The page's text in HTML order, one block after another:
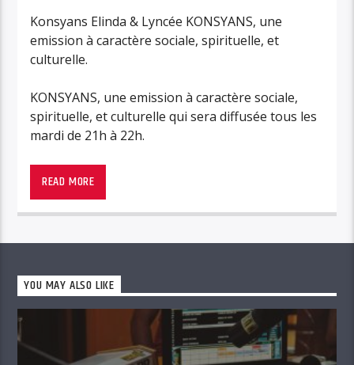
Konsyans Elinda & Lyncée KONSYANS, une
emission à caractère sociale, spirituelle, et
culturelle.
KONSYANS, une emission à caractère sociale,
spirituelle, et culturelle qui sera diffusée tous les
mardi de 21h à 22h.
READ MORE
YOU MAY ALSO LIKE